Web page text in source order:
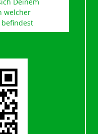
welcher
befindest